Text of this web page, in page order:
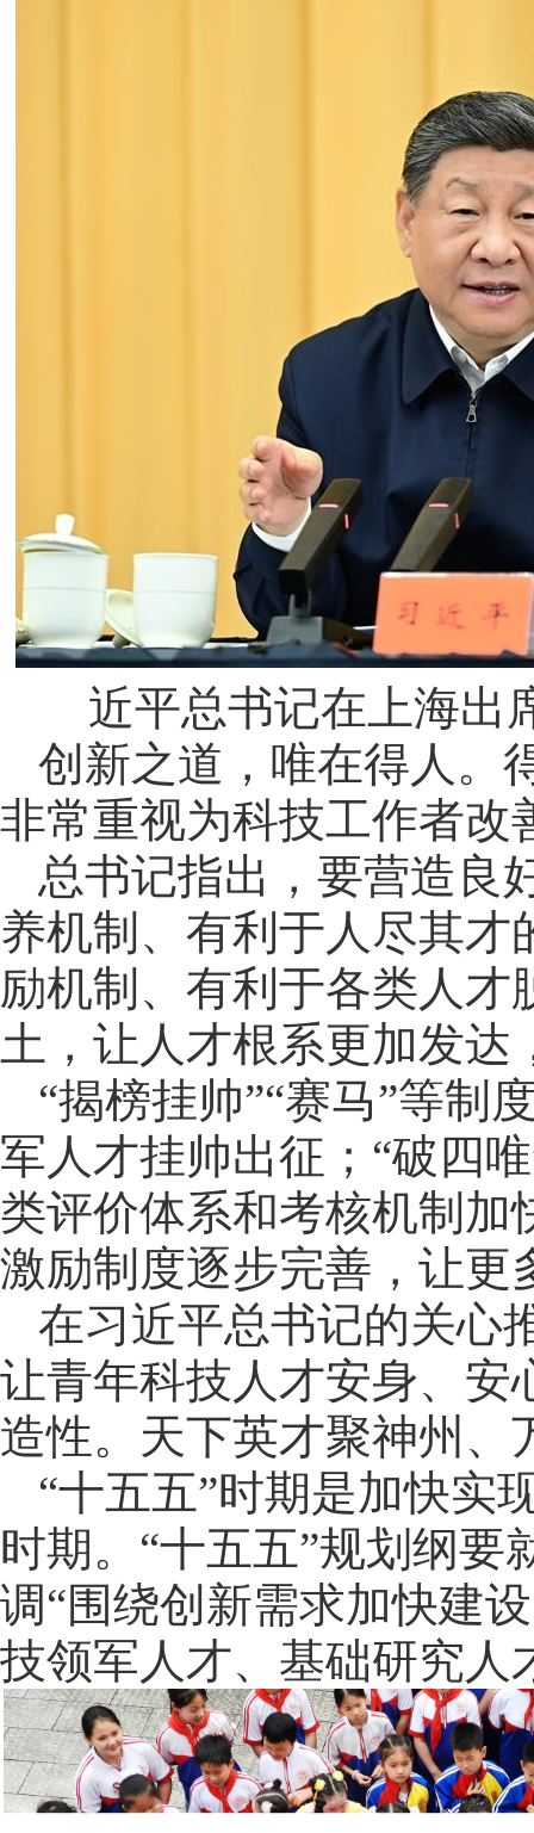
近平总书记在上海出
创新之道，唯在得人。
非常重视为科技工作者改
总书记指出，要营造良
养机制、有利于人尽其
励机制、有利于各类人
土，让人才根系更加发
“揭榜挂帅”“赛马”等制
军人才挂帅出征；“破四
类评价体系和考核机制加
激励制度逐步完善，让
在习近平总书记的关心
让青年科技人才安身、安
造性。天下英才聚神州、
“十五五”时期是加快实
时期。“十五五”规划纲要
调“围绕创新需求加快建
技领军人才、基础研究人